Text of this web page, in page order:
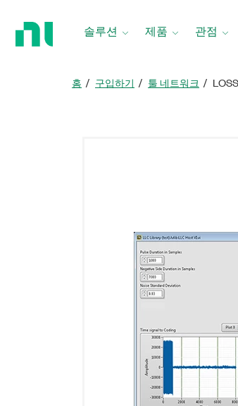
솔루션 제품 관점
홈 구입하기 툴 네트워크